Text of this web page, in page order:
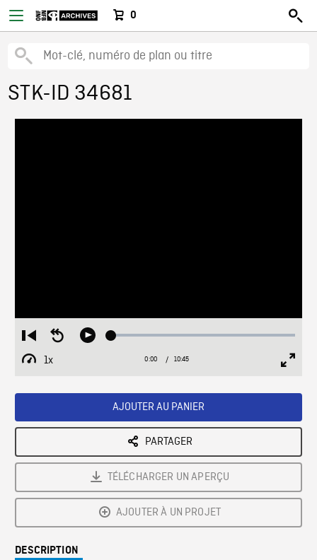
0
STK-ID 34681
Restart
from
beginning
Seek
Play Loaded:
1x
Playback
Current
0:00 / Duration
10:45
AJOUTER AU PANIER
PARTAGER
TÉLÉCHARGER UN APERÇU
AJOUTER À UN PROJET
DESCRIPTION